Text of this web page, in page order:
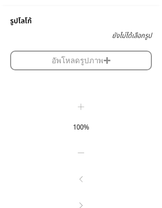
รูปโลโก้
ยังไม่ได้เลือกรูป
อัพโหลดรูปภาพ
100%